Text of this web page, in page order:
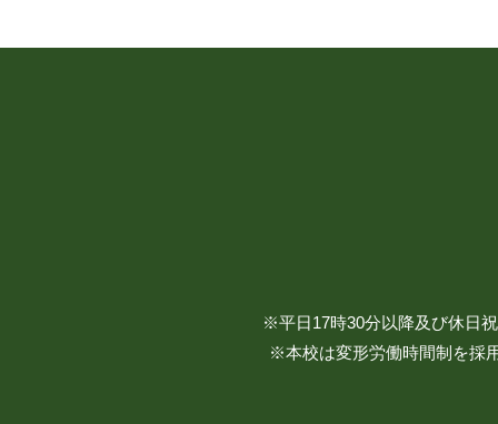
※平日17時30分以降及び休日
※本校は変形労働時間制を採